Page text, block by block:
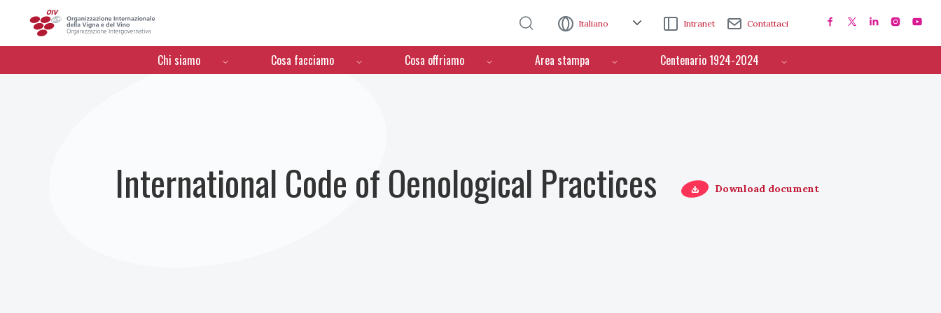
Italiano Intranet Contattaci
Menú de navegación
Chi siamo Cosa facciamo Cosa offriamo Area stampa Centenario 1924-2024
International Code of Oenological Practices Download document